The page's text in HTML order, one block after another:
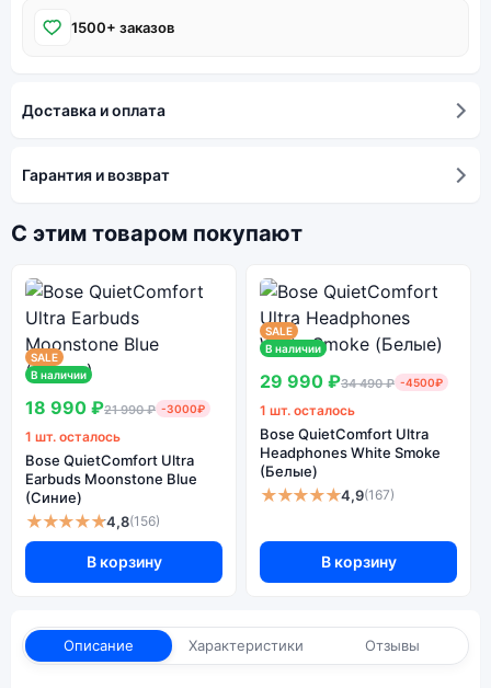
1500+ заказов
Доставка и оплата
Гарантия и возврат
С этим товаром покупают
SALE
В наличии
18 990 ₽21 990 ₽ -3000₽
1 шт. осталось
Bose QuietComfort Ultra
Earbuds Moonstone Blue
(Синие)
★★★★★4,8(156)
В корзину
SALE
В наличии
29 990 ₽34 490 ₽ -4500₽
1 шт. осталось
Bose QuietComfort Ultra
Headphones White Smoke
(Белые)
★★★★★4,9(167)
В корзину
Описание Характеристики Отзывы